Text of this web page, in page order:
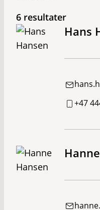
6 resultater
Hans
+47